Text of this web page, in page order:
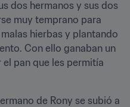
dos hermanos y sus dos
muy temprano para
hierbas y plantando
Con ello ganaban un
pan que les permitía
de Rony se subió a